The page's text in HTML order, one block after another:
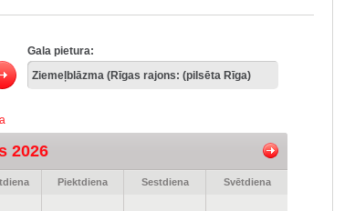
Gala pietura:
2026
Piektdiena Sestdiena Svētdiena